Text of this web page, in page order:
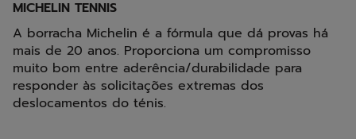
MICHELIN TENNIS
A borracha Michelin é a fórmula que dá provas há
mais de 20 anos. Proporciona um compromisso
muito bom entre aderência/durabilidade para
responder às solicitações extremas dos
deslocamentos do ténis.